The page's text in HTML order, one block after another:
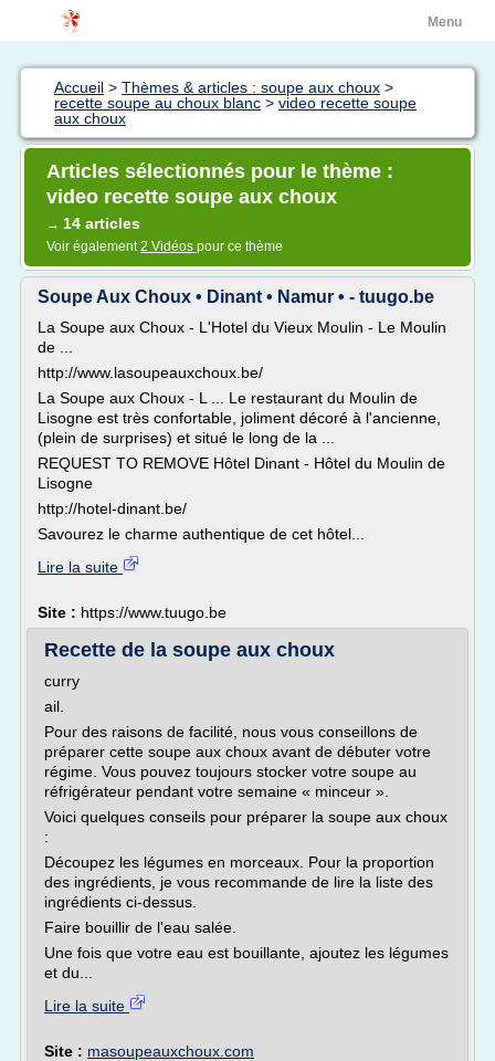
Menu
Accueil > Thèmes & articles : soupe aux choux >
recette soupe au choux blanc > video recette soupe
aux choux
Articles sélectionnés pour le thème :
video recette soupe aux choux
→ 14 articles
Voir également2 Vidéos pour ce thème
Soupe Aux Choux • Dinant • Namur • - tuugo.be
La Soupe aux Choux - L'Hotel du Vieux Moulin - Le Moulin
de ...
http://www.lasoupeauxchoux.be/
La Soupe aux Choux - L ... Le restaurant du Moulin de
Lisogne est très confortable, joliment décoré à l'ancienne,
(plein de surprises) et situé le long de la ...
REQUEST TO REMOVE Hôtel Dinant - Hôtel du Moulin de
Lisogne
http://hotel-dinant.be/
Savourez le charme authentique de cet hôtel...
Lire la suite
Site : https://www.tuugo.be
Recette de la soupe aux choux
curry
ail.
Pour des raisons de facilité, nous vous conseillons de
préparer cette soupe aux choux avant de débuter votre
régime. Vous pouvez toujours stocker votre soupe au
réfrigérateur pendant votre semaine « minceur ».
Voici quelques conseils pour préparer la soupe aux choux
:
Découpez les légumes en morceaux. Pour la proportion
des ingrédients, je vous recommande de lire la liste des
ingrédients ci-dessus.
Faire bouillir de l'eau salée.
Une fois que votre eau est bouillante, ajoutez les légumes
et du...
Lire la suite
Site : masoupeauxchoux.com